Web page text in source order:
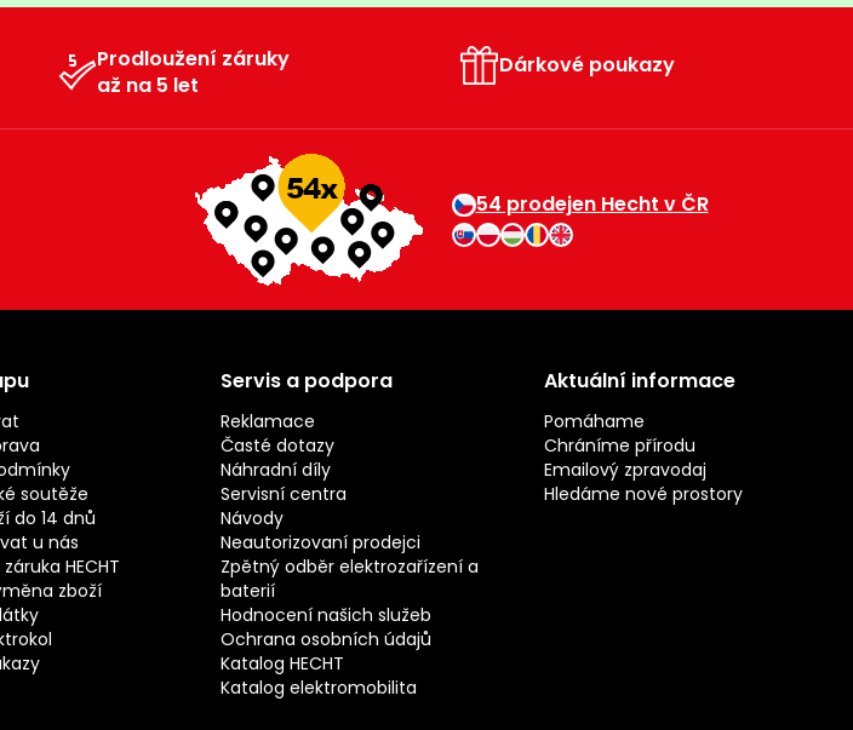
Prodloužení záruky
až na 5 let
Dárkové poukazy
54 prodejen Hecht v ČR
soutěže
do 14 dnů
u nás
HECHT
zboží
Servis a podpora
Reklamace
Časté dotazy
Náhradní díly
Servisní centra
Návody
Neautorizovaní prodejci
Zpětný odběr elektrozařízení a
baterií
Hodnocení našich služeb
Ochrana osobních údajů
Katalog HECHT
Katalog elektromobilita
Aktuální informace
Pomáhame
Chráníme přírodu
Emailový zpravodaj
Hledáme nové prostory